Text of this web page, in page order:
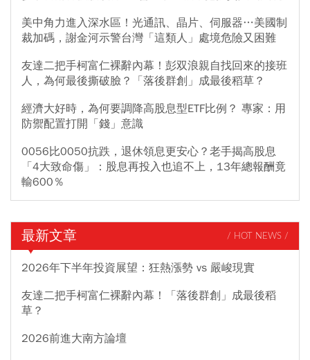
美中角力進入深水區！光通訊、晶片、伺服器…美國制
裁加碼，謝金河示警台灣「這類人」處境危險又困難
友達二把手柯富仁裸辭內幕！彭双浪親自找回來的接班
人，為何最後撕破臉？「落後群創」成最後稻草？
經濟大好時，為何要調降高股息型ETF比例？ 專家：用
防禦配置打開「錢」意識
0056比0050抗跌，退休領息更安心？老手揭高股息
「4大致命傷」：股息再投入也追不上，13年總報酬竟
輸600％
最新文章 / HOT NEWS /
2026年下半年投資展望：狂熱漲勢 vs 嚴峻現實
友達二把手柯富仁裸辭內幕！「落後群創」成最後稻
草？
2026前進大南方論壇